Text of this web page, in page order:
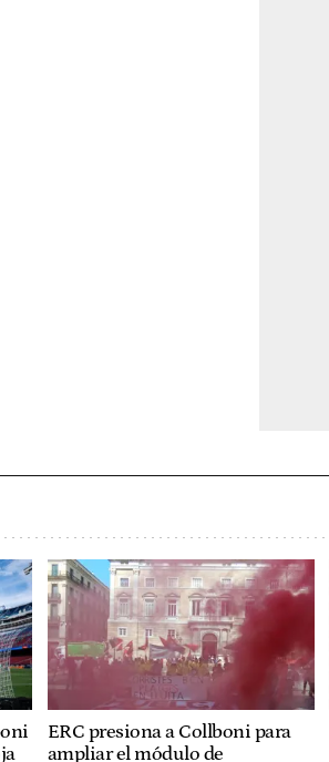
ERC presiona a Collboni para
ampliar el módulo de